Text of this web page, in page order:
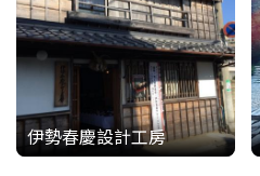
伊勢春慶設計工房